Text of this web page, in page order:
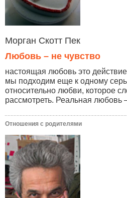
Морган Скотт Пек
Любовь – не чувство
настоящая любовь это
мы подходим еще к одному
относительно любви, которое
рассмотреть. Реальная любовь
Отношения с родителями